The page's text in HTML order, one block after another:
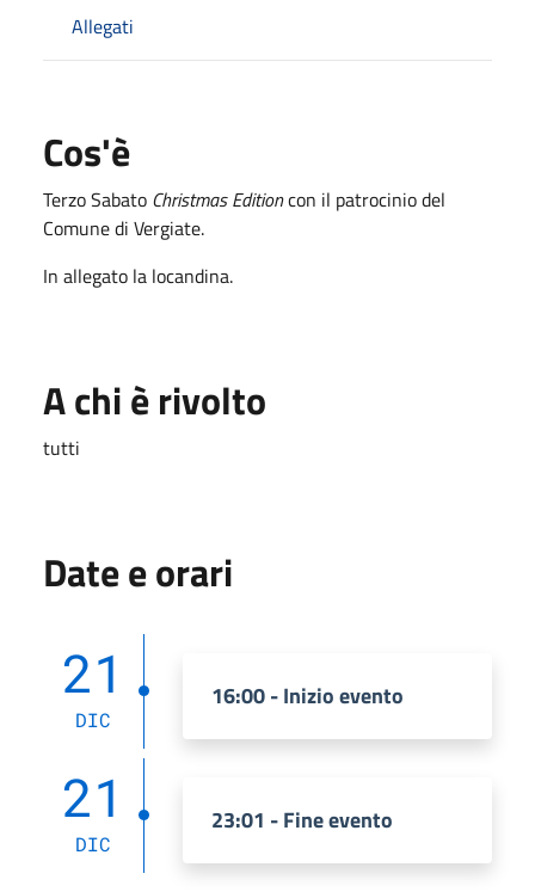
Allegati
Cos'è
Terzo Sabato Christmas Editioncon il patrocinio del
Comune di Vergiate.
In allegato la locandina.
A chi è rivolto
tutti
Date e orari
21
DIC
16:00 - Inizio evento
21
DIC
23:01 - Fine evento